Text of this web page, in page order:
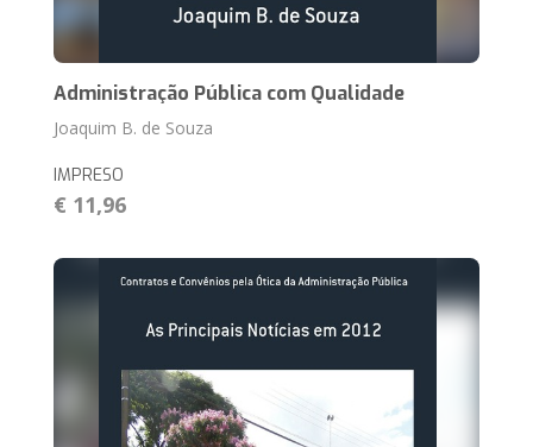
Administração Pública com Qualidade
Joaquim B. de Souza
IMPRESO
€ 11,96